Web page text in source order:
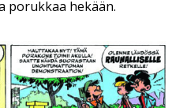
porukkaa hekään.